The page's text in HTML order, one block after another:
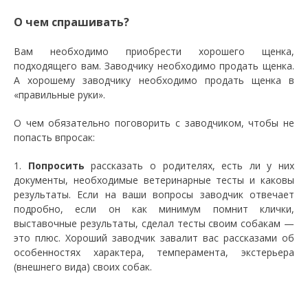
О чем спрашивать?
Вам необходимо приобрести хорошего щенка,
подходящего вам. Заводчику необходимо продать щенка.
А хорошему заводчику необходимо продать щенка в
«правильные руки».
О чем обязательно поговорить с заводчиком, чтобы не
попасть впросак:
1. Попросить рассказать о родителях, есть ли у них
документы, необходимые ветеринарные тесты и каковы
результаты. Если на ваши вопросы заводчик отвечает
подробно, если он как минимум помнит клички,
выставочные результаты, сделал тесты своим собакам —
это плюс. Хороший заводчик завалит вас рассказами об
особенностях характера, темперамента, экстерьера
(внешнего вида) своих собак.